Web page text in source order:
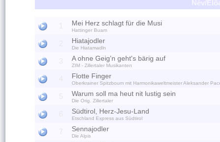
1 Mei Herz schlagt für die Musi
Hattinger Buam
2 Hiatajodler
Die Hiatamadln
3 A ohne Geig'n geht's bärig auf
ZIM - Zillertaler Musikanten
4 Flotte Finger
Oberkrainer Spitzboum mit Harmonikaweltmeister Aleksander
5 Warum soll ma heut nit lustig sein
Die Orig. Zillertaler
6 Südtirol, Herz-Jesu-Land
Etschland Express aus Südtirol
7 Sennajodler
Die Alpis